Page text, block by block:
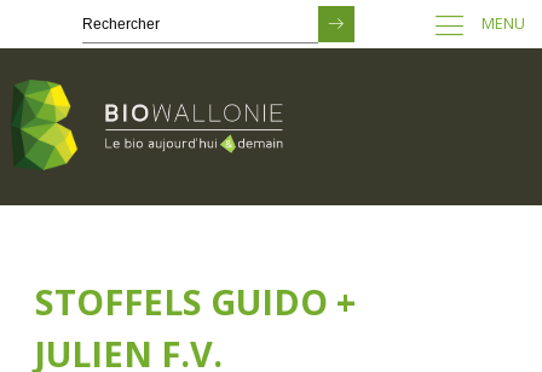
principal
MENU
STOFFELS GUIDO +
JULIEN F.V.